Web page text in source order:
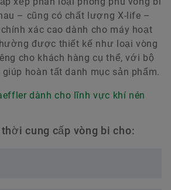
– cũng có chất lượng X-life –
xác cao dành cho máy hoạt
được thiết kế như loại vòng
cho khách hàng cụ thể, với bộ
hoàn tất danh mục sản phẩm.
dành cho lĩnh vực khí nén
cung cấp vòng bi cho: